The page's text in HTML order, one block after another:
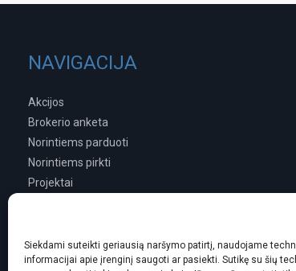
Siekdami suteikti geriausią naršymo patirtį, naudojame
informacijai apie įrenginį saugoti ar pasiekti. Sutikę su šių
NAVIGACIJA
Akcijos
Brokerio anketa
Norintiems parduoti
Norintiems pirkti
Projektai
Kampas.lt
Privatumo Politika